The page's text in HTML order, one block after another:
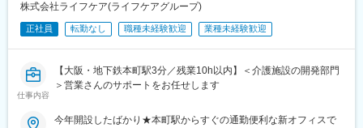
株式会社ライフケア(ライフケアグループ)
正社員 転勤なし 職種未経験歓迎 業種未経験歓迎
仕事内容
【大阪・地下鉄本町駅3分／残業10h以内】＜介護施設の開発部門
＞営業さんのサポートをお任せします
今年開設したばかり★本町駅からすぐの通勤便利な新オフィスで